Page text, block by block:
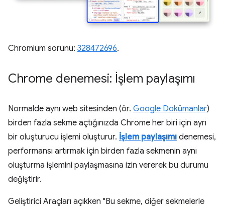
Chromium sorunu: 328472696.
Chrome denemesi: İşlem paylaşımı
Normalde aynı web sitesinden (ör. Google Dokümanlar)
birden fazla sekme açtığınızda Chrome her biri için ayrı
bir oluşturucu işlemi oluşturur. İşlem paylaşımı denemesi,
performansı artırmak için birden fazla sekmenin aynı
oluşturma işlemini paylaşmasına izin vererek bu durumu
değiştirir.
Geliştirici Araçları açıkken "Bu sekme, diğer sekmelerle